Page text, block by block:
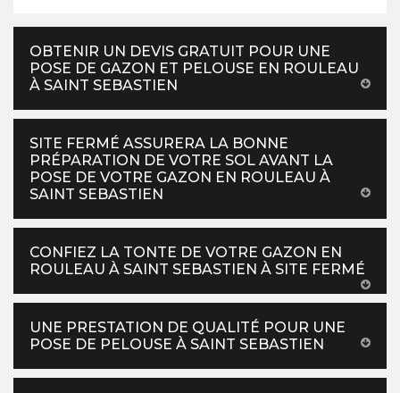
OBTENIR UN DEVIS GRATUIT POUR UNE
POSE DE GAZON ET PELOUSE EN ROULEAU
À SAINT SEBASTIEN
SITE FERMÉ ASSURERA LA BONNE
PRÉPARATION DE VOTRE SOL AVANT LA
POSE DE VOTRE GAZON EN ROULEAU À
SAINT SEBASTIEN
CONFIEZ LA TONTE DE VOTRE GAZON EN
ROULEAU À SAINT SEBASTIEN À SITE FERMÉ
UNE PRESTATION DE QUALITÉ POUR UNE
POSE DE PELOUSE À SAINT SEBASTIEN